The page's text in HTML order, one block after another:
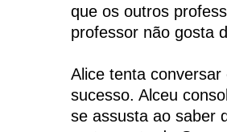
que os outros
professor não gosta
Alice tenta
sucesso. Alceu
se assusta ao saber